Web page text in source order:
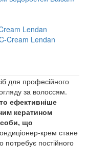
Lendan
для професійного
за волоссям.
ефективніше
кератином
що
крем стане
постійного